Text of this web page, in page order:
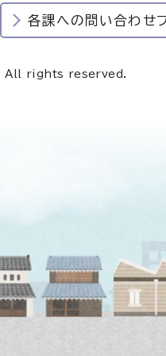
各課への問い合わせ
rights reserved.